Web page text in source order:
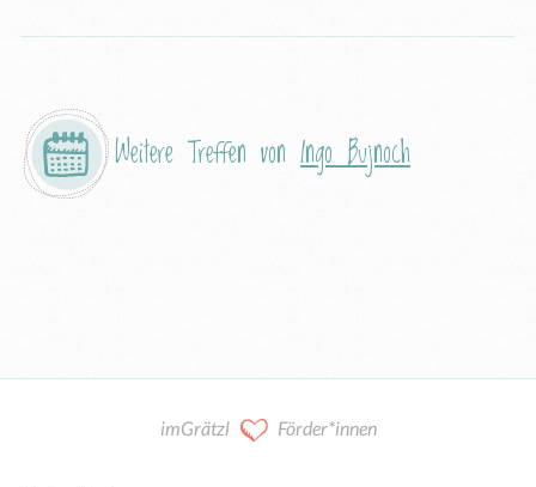
Weitere Treffen von Ingo Bujnoch
imGrätzl Förder*innen